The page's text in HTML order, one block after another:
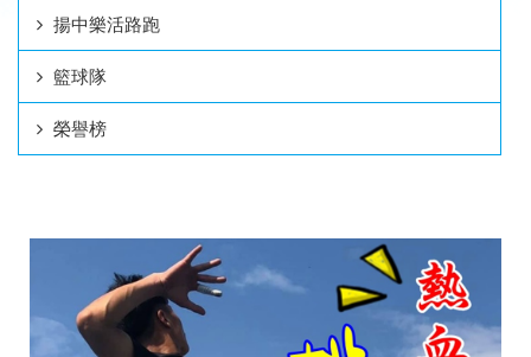
揚中樂活路跑
籃球隊
榮譽榜